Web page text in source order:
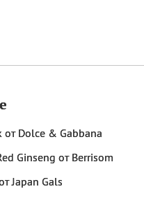
от Dolce & Gabbana
Ginseng от Berrisom
Japan Gals